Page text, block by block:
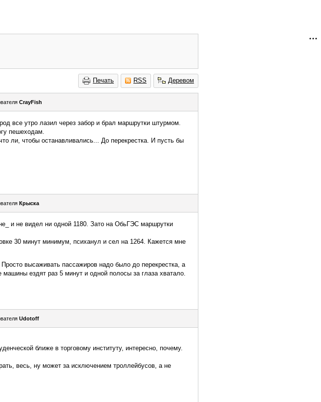
Печать RSS Деревом
CrayFish
все утро лазил через забор и брал маршрутки штурмом.
пешеходам.
ли, чтобы останавливались... До перекрестка. И пусть бы
Крыска
и не видел ни одной 1180. Зато на ОбьГЭС маршрутки
30 минут минимум, психанул и сел на 1264. Кажется мне
высаживать пассажиров надо было до перекрестка, а
ездят раз 5 минут и одной полосы за глаза хватало.
Udotoff
ближе в торговому институту, интересно, почему.
весь, ну может за исключением троллейбусов, а не